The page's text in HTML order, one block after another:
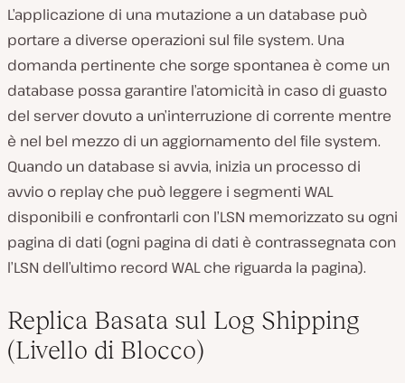
L’applicazione di una mutazione a un database può
portare a diverse operazioni sul file system. Una
domanda pertinente che sorge spontanea è come un
database possa garantire l’atomicità in caso di guasto
del server dovuto a un’interruzione di corrente mentre
è nel bel mezzo di un aggiornamento del file system.
Quando un database si avvia, inizia un processo di
avvio o replay che può leggere i segmenti WAL
disponibili e confrontarli con l’LSN memorizzato su ogni
pagina di dati (ogni pagina di dati è contrassegnata con
l’LSN dell’ultimo record WAL che riguarda la pagina).
Replica Basata sul Log Shipping
(Livello di Blocco)